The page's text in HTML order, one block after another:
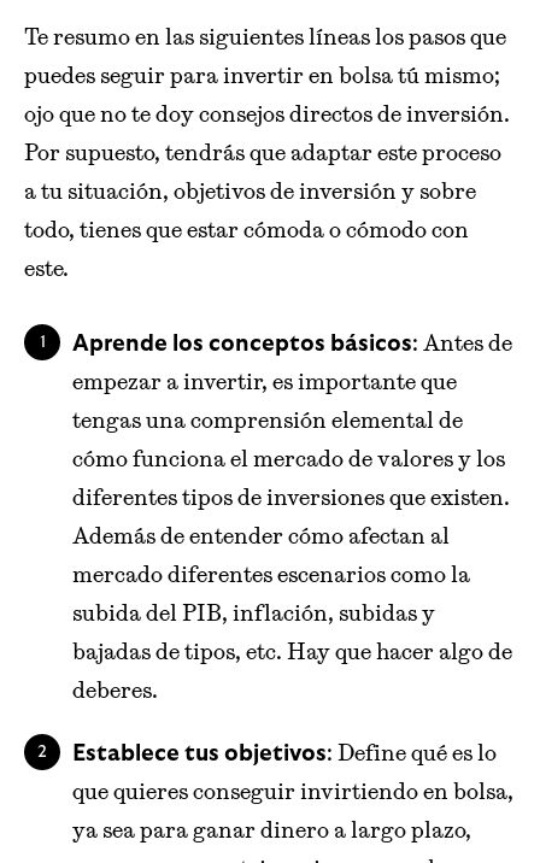
Te resumo en las siguientes líneas los pasos que
puedes seguir para invertir en bolsa tú mismo;
ojo que no te doy consejos directos de inversión.
Por supuesto, tendrás que adaptar este proceso
a tu situación, objetivos de inversión y sobre
todo, tienes que estar cómoda o cómodo con
este.
Aprende los conceptos básicos: Antes de
empezar a invertir, es importante que
tengas una comprensión elemental de
cómo funciona el mercado de valores y los
diferentes tipos de inversiones que existen.
Además de entender cómo afectan al
mercado diferentes escenarios como la
subida del PIB, inflación, subidas y
bajadas de tipos, etc. Hay que hacer algo de
deberes.
Establece tus objetivos: Define qué es lo
que quieres conseguir invirtiendo en bolsa,
ya sea para ganar dinero a largo plazo,